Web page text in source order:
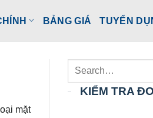
BẢNG GIÁ TUYỂN
mặt
KIỂM TRA